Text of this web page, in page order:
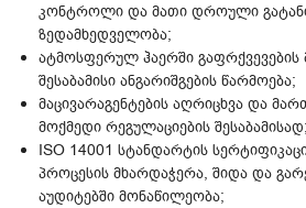
კონტროლი და მათი დროული
ზედამხედველობა;
ატმოსფერულ ჰაერში
შესაბამისი ანგარიშგების წარმოება;
მაცივარაგენტების აღრიცხვა და
მოქმედი რეგულაციების შესაბამისად;
ISO 14001 სტანდარტის
პროცესის მხარდაჭერა, შიდა და
აუდიტებში მონაწილეობა;